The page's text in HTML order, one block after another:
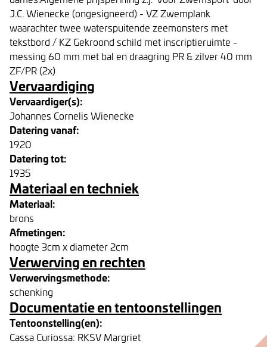
J.C. Wienecke (ongesigneerd) - VZ Zwemplank
waarachter twee waterspuitende zeemonsters met
tekstbord / KZ Gekroond schild met inscriptieruimte -
messing 60 mm met bal en draagring PR & zilver 40 mm
ZF/PR (2x)
Vervaardiging
Vervaardiger(s):
Johannes Cornelis Wienecke
Datering vanaf:
1920
Datering tot:
1935
Materiaal en techniek
Materiaal:
brons
Afmetingen:
hoogte 3cm x diameter 2cm
Verwerving en rechten
Verwervingsmethode:
schenking
Documentatie en tentoonstellingen
Tentoonstelling(en):
Cassa Curiossa: RKSV Margriet